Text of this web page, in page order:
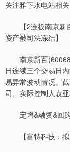
关注雅下水电站相
【2连板南京新百
资产被司法冻结】
南京新百
日连续三个交易日
易异常波动情况。
司、实际控制人袁
定增&融资&回
【富特科技：拟